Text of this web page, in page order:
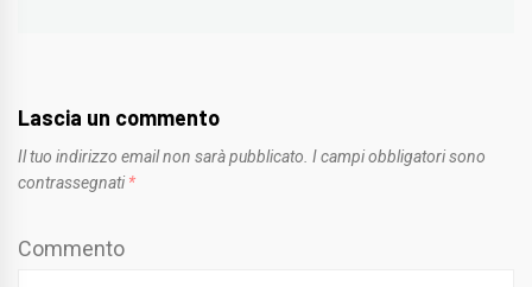
Lascia un commento
Il tuo indirizzo email non sarà pubblicato. I campi obbligatori sono
contrassegnati *
Commento